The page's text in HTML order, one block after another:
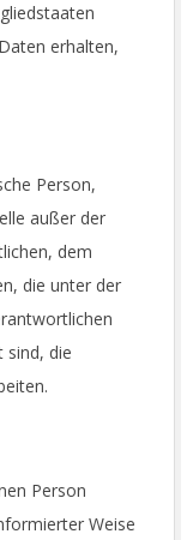
erhalten,
Person,
außer der
dem
die unter der
sind, die
Person
Weise